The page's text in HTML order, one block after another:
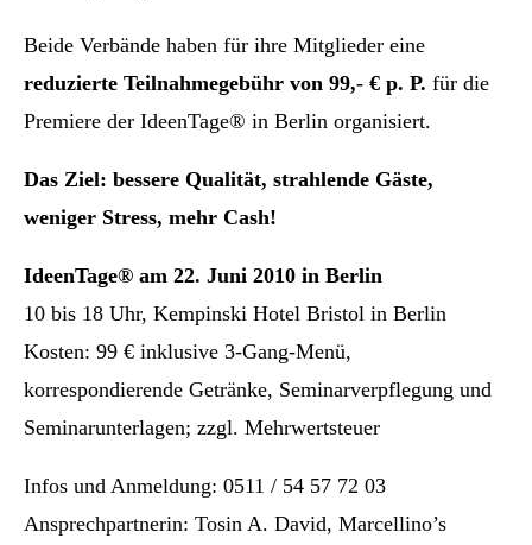
Beide Verbände haben für ihre Mitglieder eine
reduzierte Teilnahmegebühr von 99,- € p. P. für die
Premiere der IdeenTage® in Berlin organisiert.
Das Ziel: bessere Qualität, strahlende Gäste,
weniger Stress, mehr Cash!
IdeenTage® am 22. Juni 2010 in Berlin
10 bis 18 Uhr, Kempinski Hotel Bristol in Berlin
Kosten: 99 € inklusive 3-Gang-Menü,
korrespondierende Getränke, Seminarverpflegung und
Seminarunterlagen; zzgl. Mehrwertsteuer
Infos und Anmeldung: 0511 / 54 57 72 03
Ansprechpartnerin: Tosin A. David, Marcellino’s